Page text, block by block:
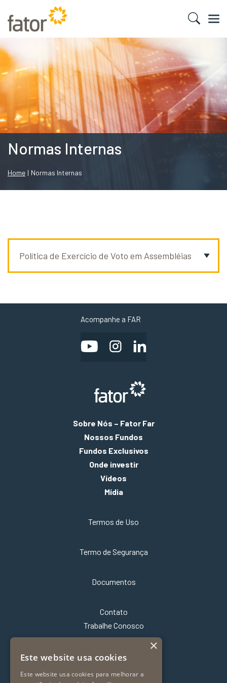
Normas Internas
Home | Normas Internas
Política de Exercício de Voto em Assembléias
Acompanhe a FAR
Sobre Nós – Fator Far
Nossos Fundos
Fundos Exclusivos
Onde investir
Vídeos
Mídia
Termos de Uso
Termo de Segurança
Documentos
Contato
Trabalhe Conosco
×
Este website usa cookies
Este website usa cookies para melhorar a